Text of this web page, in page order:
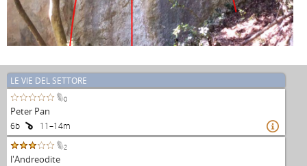
LE VIE DEL SETTORE
0
Peter Pan
6b 11–14m 
2
l'Andreodite